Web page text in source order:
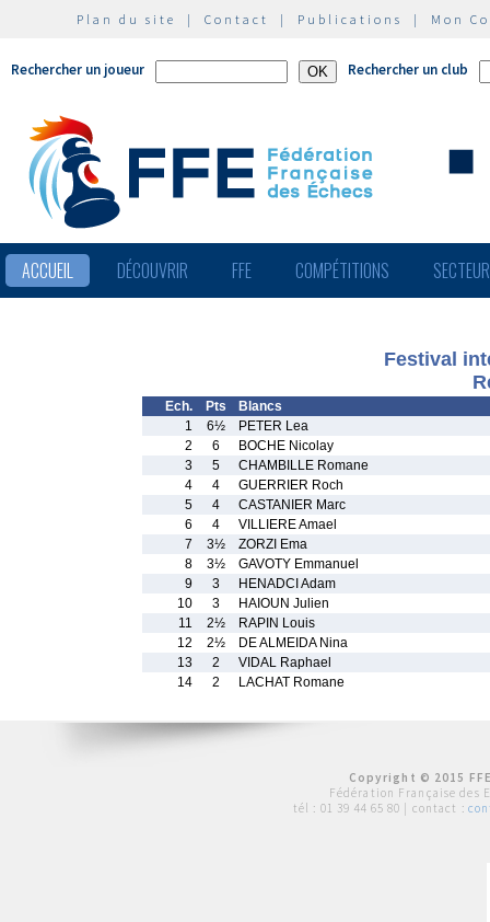
Plan du site | Contact | Publications | Mon
Rechercher un joueur Rechercher un club
ACCUEIL DÉCOUVRIR FFE COMPÉTITIONS
Festival
Ech. Pts
Blancs
1
6½
PETER Lea
2
6
BOCHE Nicolay
3
5
CHAMBILLE Romane
4
4
GUERRIER Roch
5
4
CASTANIER Marc
6
4
VILLIERE Amael
7
3½
ZORZI Ema
8
3½
GAVOTY Emmanuel
9
3
HENADCI Adam
10
3
HAIOUN Julien
11
2½
RAPIN Louis
12
2½
DE ALMEIDA Nina
13
2
VIDAL Raphael
14
2 LACHAT Romane
Copyright © 2015
Fédération Française des
tél : 01 39 44 65 80 | contact :